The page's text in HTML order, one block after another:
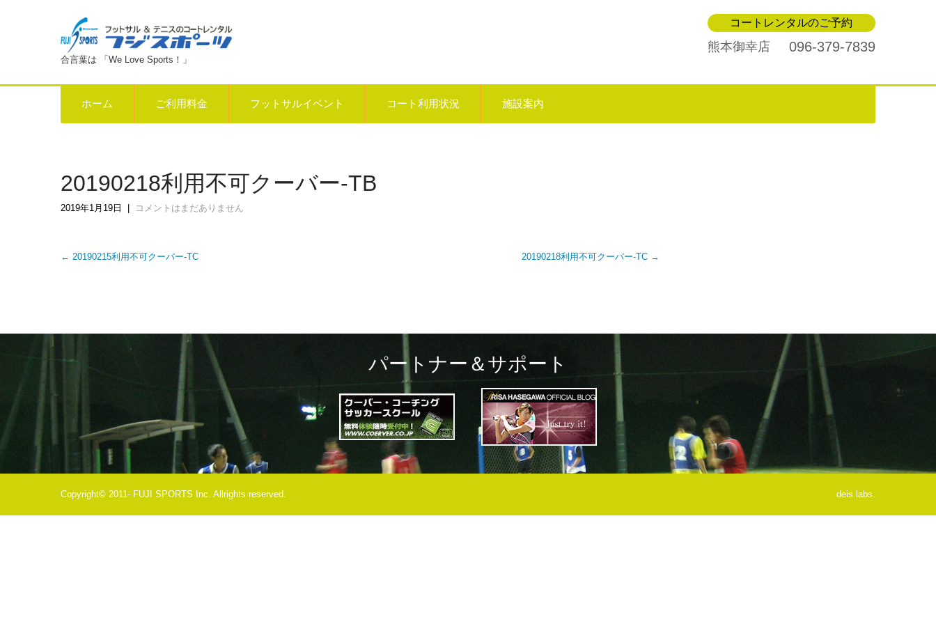
合言葉は 「We Love Sports！」
コートレンタルのご予約
熊本御幸店 096-379-7839
ホーム ご利用料金 フットサルイベント コート利用状況 施設案内
20190218利用不可クーバー-TB
2019年1月19日 コメントはまだありません
Post
← 20190215利用不可クーバー-TC 20190218利用不可クーバー-TC →
パートナー＆サポート
Copyright© 2011- FUJI SPORTS Inc. Allrights reserved. deis labs.